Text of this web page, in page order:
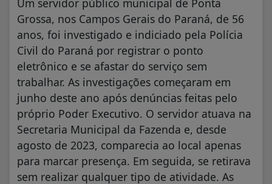
Um servidor público municipal de Ponta
Grossa, nos Campos Gerais do Paraná, de 56
anos, foi investigado e indiciado pela Polícia
Civil do Paraná por registrar o ponto
eletrônico e se afastar do serviço sem
trabalhar. As investigações começaram em
junho deste ano após denúncias feitas pelo
próprio Poder Executivo. O servidor atuava na
Secretaria Municipal da Fazenda e, desde
agosto de 2023, comparecia ao local apenas
para marcar presença. Em seguida, se retirava
sem realizar qualquer tipo de atividade. As